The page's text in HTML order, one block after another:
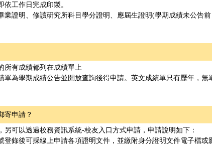
工作日完成印製。
證明、修讀研究所科目學分證明、應屆生證明(學期成績未公告
所有成績都列在成績單上
為學期成績公告並開放查詢後得申請。英文成績單只有歷年，無
寄申請？
可以透過校務資訊系統-校友入口方式申請，申請說明如下：
錄後可採線上申請各項證明文件，並繳附身分證明文件電子檔或